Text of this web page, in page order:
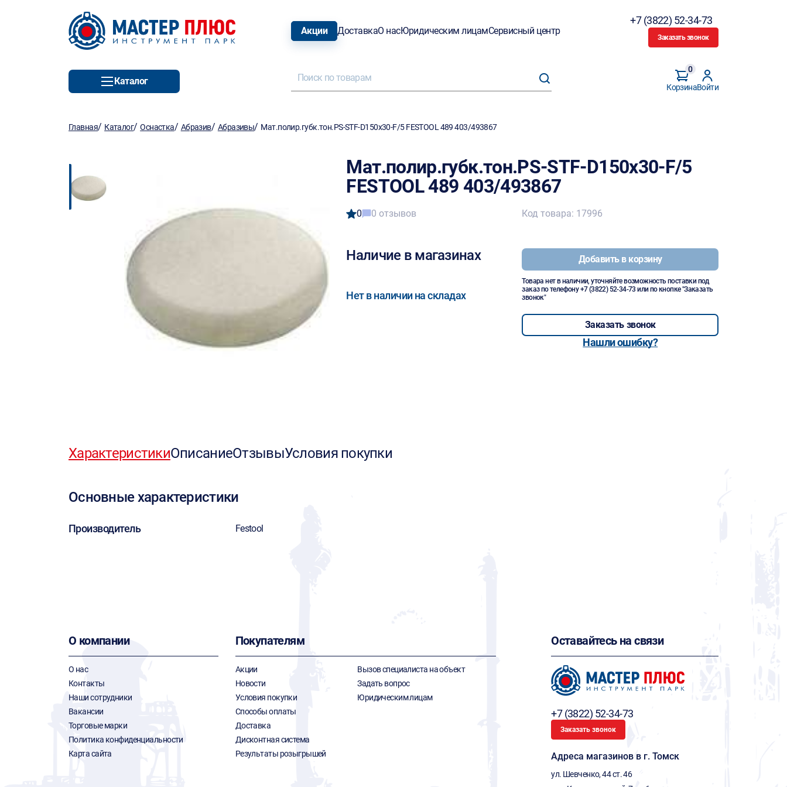
Акции ДоставкаО насЮридическим лицамСервисный центр
+7 (3822) 52-34-73
Заказать звонок
Каталог
Корзина
0
Войти
Главная/ Каталог/Оснастка/ Абразив/ Абразивы/ Мат.полир.губк.тон.PS-STF-D150x30-F/5 FESTOOL 489 403/493867
Мат.полир.губк.тон.PS-STF-D150x30-F/5
FESTOOL 489 403/493867
0 0 отзывов
Наличие в магазинах
Нет в наличии на складах
Код товара: 17996
Добавить в корзину
Товара нет в наличии, уточняйте возможность поставки под
заказ по телефону+7 (3822) 52-34-73 или по кнопке "Заказать
звонок"
Заказать звонок
Нашли ошибку?
ХарактеристикиОписаниеОтзывыУсловия покупки
Основные характеристики
Производитель Festool
О компании
О нас
Контакты
Наши сотрудники
Вакансии
Торговые марки
Политика конфиденциальности
Карта сайта
Покупателям
Акции
Новости
Условия покупки
Способы оплаты
Доставка
Дисконтная система
Результаты розыгрышей
Вызов специалиста на объект
Задать вопрос
Юридическим лицам
Оставайтесь на связи
+7 (3822) 52-34-73
Заказать звонок
Адреса магазинов в г. Томск
ул. Шевченко, 44 ст. 46